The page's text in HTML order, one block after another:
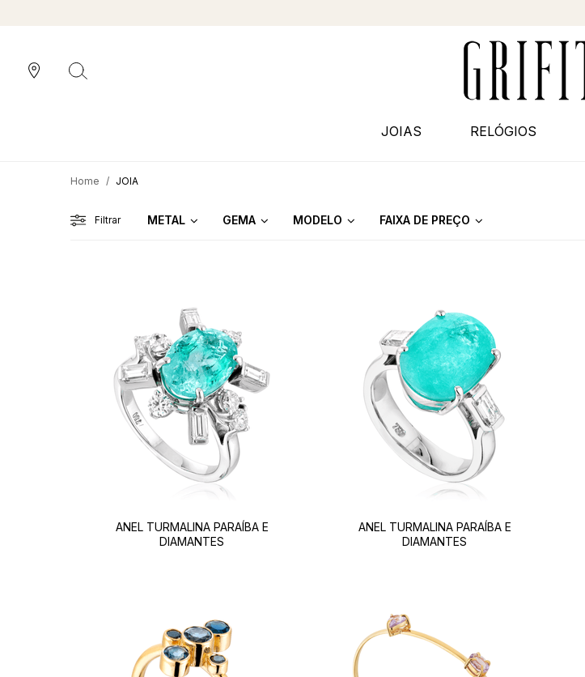
JOIAS RELÓGIOS
JOIA
Filtrar METAL GEMA MODELO FAIXA DE PREÇO
ANEL TURMALINA PARAÍBA E
DIAMANTES
ANEL TURMALINA PARAÍBA E
DIAMANTES